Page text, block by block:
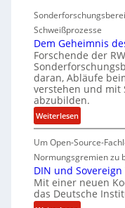
e
r
h
e
s
c
h
i
p
e
k
l
e
i
u
n
g
e
n
e
G
l
e
n
z
w
i
r
d
A
e
a
V
e
p
L
ü
b
e
r
n
i
t
M
i
x
Schweißprozesse
Dem Geheimnis
Forschende der
daran, Abläufe
verstehen und mit
abzubilden.
Weiterlesen:
D
e
m
G
e
h
Um Open-Source-
Normungsgremien zu
DIN und
Mit einer neuen
das Deutsche